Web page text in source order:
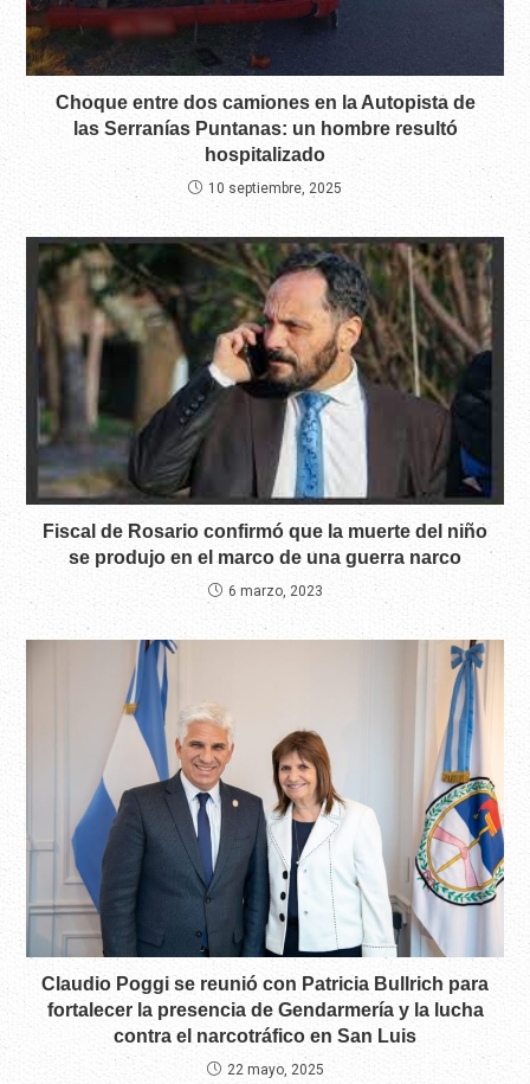
Choque entre dos camiones en la Autopista de
las Serranías Puntanas: un hombre resultó
hospitalizado
10 septiembre, 2025
Fiscal de Rosario confirmó que la muerte del niño
se produjo en el marco de una guerra narco
6 marzo, 2023
Claudio Poggi se reunió con Patricia Bullrich para
fortalecer la presencia de Gendarmería y la lucha
contra el narcotráfico en San Luis
22 mayo, 2025